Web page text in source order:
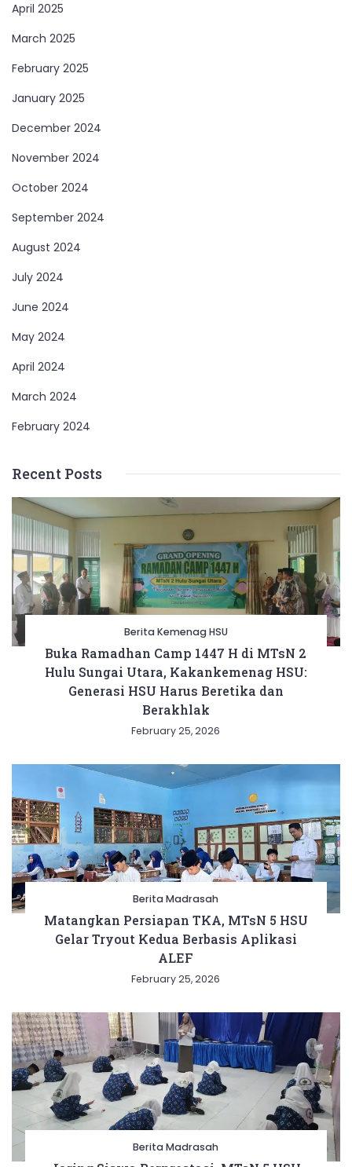
April 2025
March 2025
February 2025
January 2025
December 2024
November 2024
October 2024
September 2024
August 2024
July 2024
June 2024
May 2024
April 2024
March 2024
February 2024
Recent Posts
Berita Kemenag HSU
Buka Ramadhan Camp 1447 H di MTsN 2
Hulu Sungai Utara, Kakankemenag HSU:
Generasi HSU Harus Beretika dan
Berakhlak
February 25, 2026
Berita Madrasah
Matangkan Persiapan TKA, MTsN 5 HSU
Gelar Tryout Kedua Berbasis Aplikasi
ALEF
February 25, 2026
Berita Madrasah